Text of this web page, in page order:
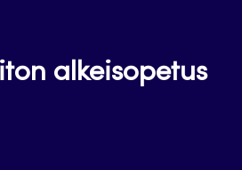
alkeisopetus